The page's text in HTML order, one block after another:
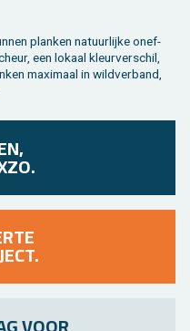
plan­ken na­tuur­lij­ke on­ef­
een lo­kaal kleur­ver­schil,
maxi­maal in wild­ver­band,